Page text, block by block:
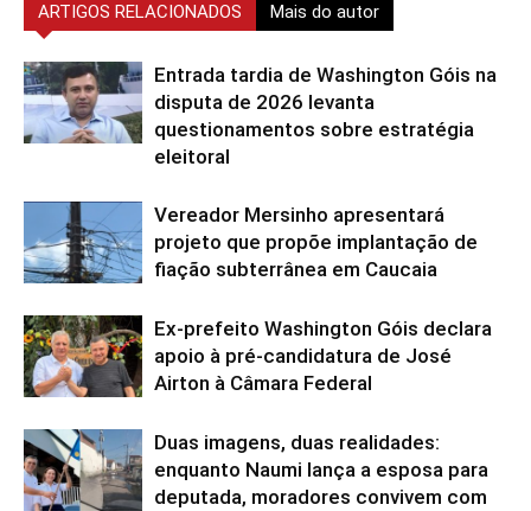
ARTIGOS RELACIONADOS Mais do autor
Entrada tardia de Washington Góis na
disputa de 2026 levanta
questionamentos sobre estratégia
eleitoral
Vereador Mersinho apresentará
projeto que propõe implantação de
fiação subterrânea em Caucaia
Ex-prefeito Washington Góis declara
apoio à pré-candidatura de José
Airton à Câmara Federal
Duas imagens, duas realidades:
enquanto Naumi lança a esposa para
deputada, moradores convivem com